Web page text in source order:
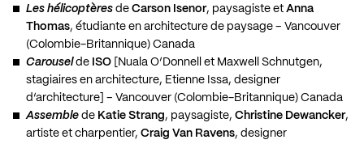
Les hélicoptères de Carson Isenor, paysagiste et Anna
Thomas, étudiante en architecture de paysage – Vancouver
(Colombie-Britannique) Canada
Carousel de ISO [Nuala O’Donnell et Maxwell Schnutgen,
stagiaires en architecture, Etienne Issa, designer
d’architecture] – Vancouver (Colombie-Britannique) Canada
Assemble de Katie Strang, paysagiste, Christine Dewancker,
artiste et charpentier, Craig Van Ravens, designer